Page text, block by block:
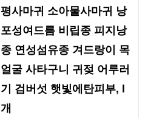
평사마귀 소아물사마귀 낭
포성여드름 비립종 피지낭
종 연성섬유종 겨드랑이 목
얼굴 사타구니 귀젖 어루러
기 검버섯 햇빛에탄피부, l
개